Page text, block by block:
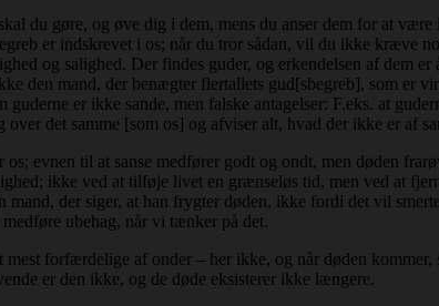
du gøre, og øve dig i dem, mens du anser dem for at
er indskrevet i os; når du tror sådan, vil du ikke
og salighed. Der findes guder, og erkendelsen af dem
den mand, der benægter flertallets gud[sbegreb], som
er ikke sande, men falske antagelser: F.eks. at
det samme [som os] og afviser alt, hvad der ikke er af
evnen til at sanse medfører godt og ondt, men døden
ikke ved at tilføje livet en grænseløs tid, men ved at
der siger, at han frygter døden, ikke fordi det vil
ubehag, når vi tænker på det.
mest forfærdelige af onder – her ikke, og når døden
er den ikke, og de døde eksisterer ikke længere.